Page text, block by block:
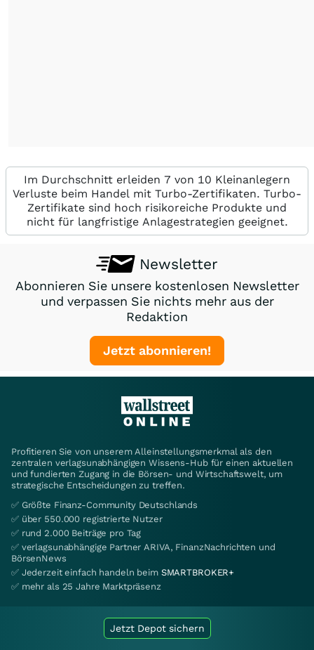
Im Durchschnitt erleiden 7 von 10 Kleinanlegern
Verluste beim Handel mit Turbo-Zertifikaten. Turbo-
Zertifikate sind hoch risikoreiche Produkte und
nicht für langfristige Anlagestrategien geeignet.
Newsletter
Abonnieren Sie unsere kostenlosen Newsletter
und verpassen Sie nichts mehr aus der
Redaktion
Jetzt abonnieren!
Profitieren Sie von unserem Alleinstellungsmerkmal als den
zentralen verlagsunabhängigen Wissens-Hub für einen aktuellen
und fundierten Zugang in die Börsen- und Wirtschaftswelt, um
strategische Entscheidungen zu treffen.
✅ Größte Finanz-Community Deutschlands
✅ über 550.000 registrierte Nutzer
✅ rund 2.000 Beiträge pro Tag
✅ verlagsunabhängige Partner ARIVA, FinanzNachrichten und
BörsenNews
✅ Jederzeit einfach handeln beim SMARTBROKER+
✅ mehr als 25 Jahre Marktpräsenz
Jetzt Depot sichern